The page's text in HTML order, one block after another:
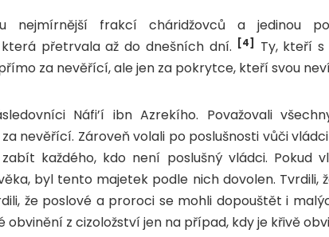
nejmírnější frakcí cháridžovců a jedinou
přetrvala až do dnešních dní.
[4]
Ty, kteří s
za nevěřící, ale jen za pokrytce, kteří svou
Náfi’í ibn Azrekího. Považovali
nevěřící. Zároveň volali po poslušnosti vůči
každého, kdo není poslušný vládci. Pokud
byl tento majetek podle nich dovolen. Tvrdili,
že poslové a proroci se mohli dopouštět i
obvinění z cizoložství jen na případ, kdy je křivě